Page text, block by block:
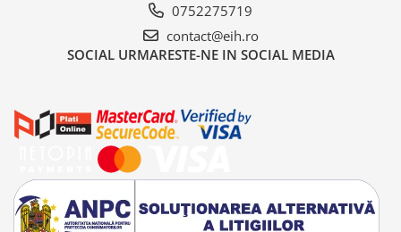
0752275719
contact@eih.ro
SOCIAL URMARESTE-NE IN SOCIAL MEDIA